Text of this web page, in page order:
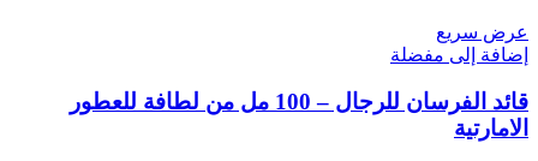
عرض سريع
إضافة إلى مفضلة
قائد الفرسان للرجال – 100 مل من لطافة للعطور
الامارتية